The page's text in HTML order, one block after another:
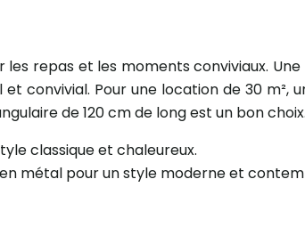
repas et les moments conviviaux.
convivial. Pour une location de 30
de 120 cm de long est un bon choix.
classique et chaleureux.
métal pour un style moderne et